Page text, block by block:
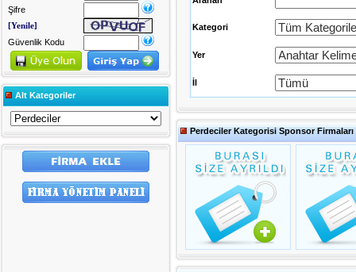
Şifre
[Yenile]
Güvenlik Kodu
Alt Kategoriler
Kategori
Yer
İl
Perdeciler Kategorisi Sponsor Firmaları